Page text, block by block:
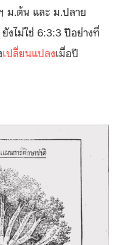
ม.ต้น และ ม.ปลาย
งไม่ใช่ 6:3:3 ปีอย่างที่
เปลี่ยนแปลงเมื่อปี